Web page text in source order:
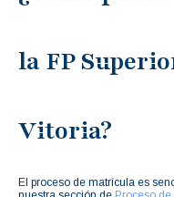
la FP
Vitoria?
El proceso de matrícula es